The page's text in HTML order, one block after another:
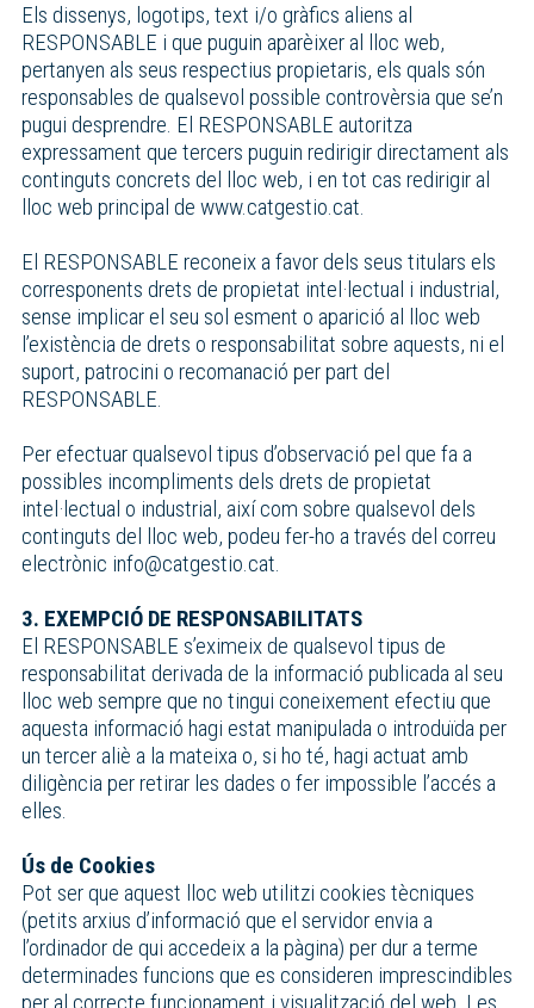
Els dissenys, logotips, text i/o gràfics aliens al
RESPONSABLE i que puguin aparèixer al lloc web,
pertanyen als seus respectius propietaris, els quals són
responsables de qualsevol possible controvèrsia que se’n
pugui desprendre. El RESPONSABLE autoritza
expressament que tercers puguin redirigir directament als
continguts concrets del lloc web, i en tot cas redirigir al
lloc web principal de www.catgestio.cat.
El RESPONSABLE reconeix a favor dels seus titulars els
corresponents drets de propietat intel·lectual i industrial,
sense implicar el seu sol esment o aparició al lloc web
l’existència de drets o responsabilitat sobre aquests, ni el
suport, patrocini o recomanació per part del
RESPONSABLE.
Per efectuar qualsevol tipus d’observació pel que fa a
possibles incompliments dels drets de propietat
intel·lectual o industrial, així com sobre qualsevol dels
continguts del lloc web, podeu fer-ho a través del correu
electrònic info@catgestio.cat.
3. EXEMPCIÓ DE RESPONSABILITATS
El RESPONSABLE s’eximeix de qualsevol tipus de
responsabilitat derivada de la informació publicada al seu
lloc web sempre que no tingui coneixement efectiu que
aquesta informació hagi estat manipulada o introduïda per
un tercer aliè a la mateixa o, si ho té, hagi actuat amb
diligència per retirar les dades o fer impossible l’accés a
elles.
Ús de Cookies
Pot ser que aquest lloc web utilitzi cookies tècniques
(petits arxius d’informació que el servidor envia a
l’ordinador de qui accedeix a la pàgina) per dur a terme
determinades funcions que es consideren imprescindibles